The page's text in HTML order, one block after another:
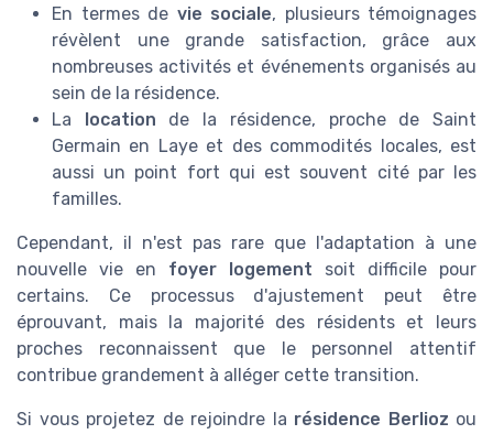
En termes de vie sociale, plusieurs témoignages
révèlent une grande satisfaction, grâce aux
nombreuses activités et événements organisés au
sein de la résidence.
La location de la résidence, proche de Saint
Germain en Laye et des commodités locales, est
aussi un point fort qui est souvent cité par les
familles.
Cependant, il n'est pas rare que l'adaptation à une
nouvelle vie en foyer logement soit difficile pour
certains. Ce processus d'ajustement peut être
éprouvant, mais la majorité des résidents et leurs
proches reconnaissent que le personnel attentif
contribue grandement à alléger cette transition.
Si vous projetez de rejoindre la résidence Berlioz ou